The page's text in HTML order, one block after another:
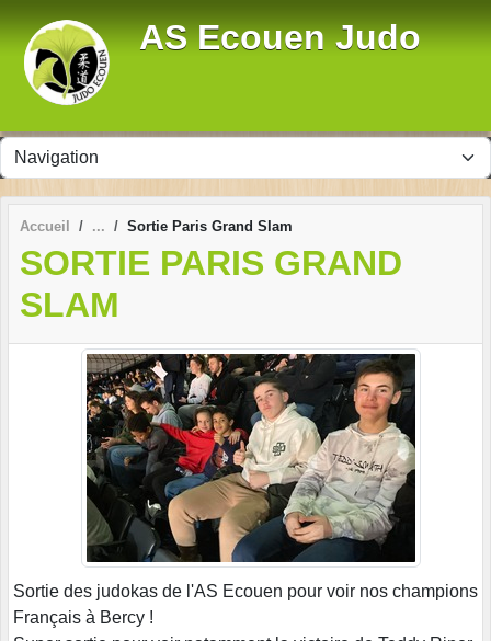
AS Ecouen Judo
Accueil Sortie Paris Grand Slam
SORTIE PARIS GRAND
SLAM
Sortie des judokas de l'AS Ecouen pour voir nos champions
Français à Bercy !